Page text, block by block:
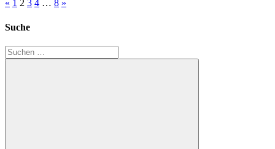
Seitennummerierung
der
« Vorherige
1 2 3 4 … 8 Nächste
»
Suche
Suchen
nach: